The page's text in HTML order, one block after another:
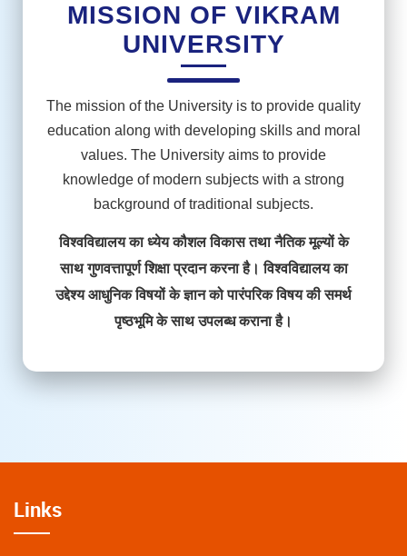
MISSION OF VIKRAM
UNIVERSITY
The mission of the University is to provide quality
education along with developing skills and moral
values. The University aims to provide
knowledge of modern subjects with a strong
background of traditional subjects.
विश्वविद्यालय का ध्येय कौशल विकास तथा नैतिक मूल्यों के
साथ गुणवत्तापूर्ण शिक्षा प्रदान करना है। विश्वविद्यालय का
उद्देश्य आधुनिक विषयों के ज्ञान को पारंपरिक विषय की समर्थ
पृष्ठभूमि के साथ उपलब्ध कराना है।
Links